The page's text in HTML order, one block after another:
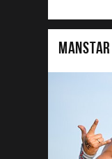
MANSTAR